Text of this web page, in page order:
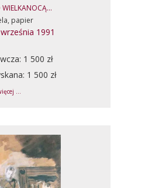
WIELKANOCĄ...
papier
1991
1 500 zł
1 500 zł
...